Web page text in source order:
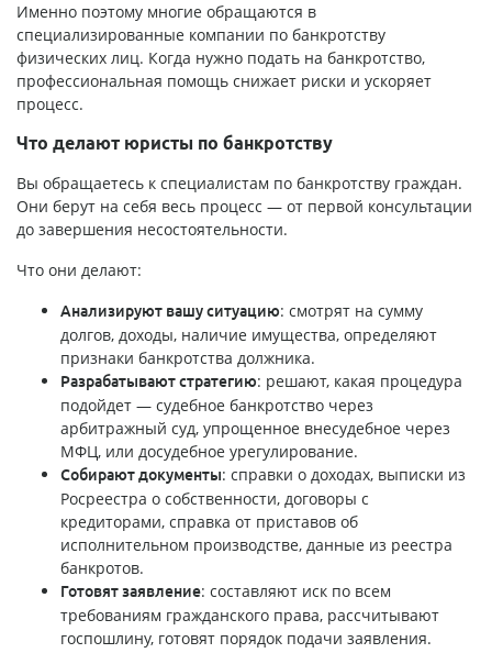
Именно поэтому многие обращаются в
специализированные компании по банкротству
физических лиц. Когда нужно подать на банкротство,
профессиональная помощь снижает риски и ускоряет
процесс.
Что делают юристы по банкротству
Вы обращаетесь к специалистам по банкротству граждан.
Они берут на себя весь процесс — от первой консультации
до завершения несостоятельности.
Что они делают:
Анализируют вашу ситуацию: смотрят на сумму
долгов, доходы, наличие имущества, определяют
признаки банкротства должника.
Разрабатывают стратегию: решают, какая процедура
подойдет — судебное банкротство через
арбитражный суд, упрощенное внесудебное через
МФЦ, или досудебное урегулирование.
Собирают документы: справки о доходах, выписки из
Росреестра о собственности, договоры с
кредиторами, справка от приставов об
исполнительном производстве, данные из реестра
банкротов.
Готовят заявление: составляют иск по всем
требованиям гражданского права, рассчитывают
госпошлину, готовят порядок подачи заявления.